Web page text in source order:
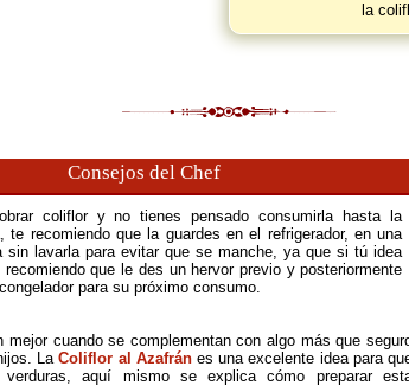
la
Consejos del Chef
coliflor y no tienes pensado consumirla hasta la
te recomiendo que la guardes en el refrigerador, en una
sin lavarla para evitar que se manche, ya que si tú idea
que le des un hervor previo y posteriormente
para su próximo consumo.
mejor cuando se complementan con algo más que
LaColiflor al Azafránes una excelente idea para
aquí mismo se explica cómo preparar